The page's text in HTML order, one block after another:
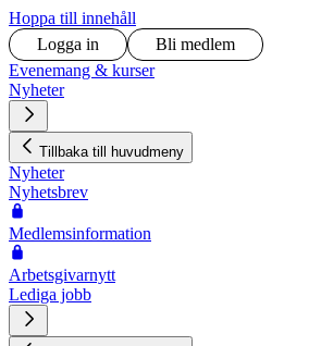
Hoppa till innehåll
Logga in
Bli medlem
Evenemang & kurser
Nyheter
Tillbaka till huvudmeny
Nyheter
Nyhetsbrev
Medlemsinformation
Arbetsgivarnytt
Lediga jobb